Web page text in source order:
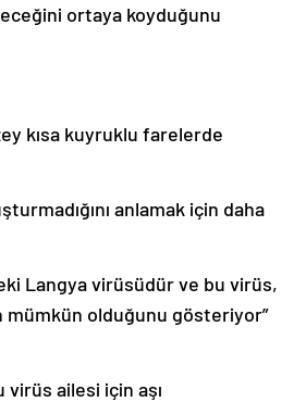
ortaya koyduğunu
kısa kuyruklu farelerde
anlamak için daha
Langya virüsüdür ve bu virüs,
olduğunu gösteriyor”
virüs ailesi için aşı